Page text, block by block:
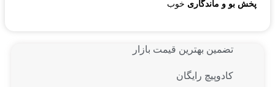
پخش بو و ماندگاری خوب
تضمین بهترین قیمت بازار
کادوپیچ رایگان